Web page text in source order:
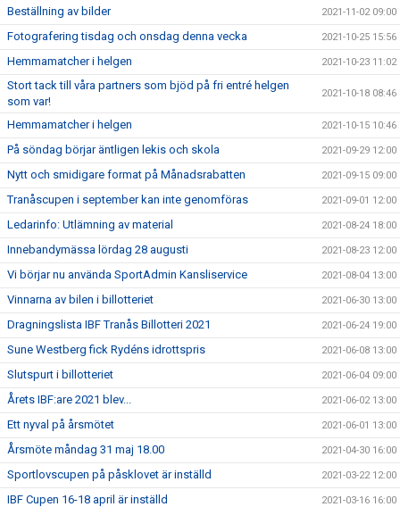
Beställning av bilder 2021-11-02 09:00
Fotografering tisdag och onsdag denna vecka 2021-10-25 15:56
Hemmamatcher i helgen 2021-10-23 11:02
Stort tack till våra partners som bjöd på fri entré helgen
som var!
2021-10-18 08:46
Hemmamatcher i helgen 2021-10-15 10:46
På söndag börjar äntligen lekis och skola 2021-09-29 12:00
Nytt och smidigare format på Månadsrabatten 2021-09-15 09:00
Tranåscupen i september kan inte genomföras 2021-09-01 12:00
Ledarinfo: Utlämning av material 2021-08-24 18:00
Innebandymässa lördag 28 augusti 2021-08-23 12:00
Vi börjar nu använda SportAdmin Kansliservice 2021-08-04 13:00
Vinnarna av bilen i billotteriet 2021-06-30 13:00
Dragningslista IBF Tranås Billotteri 2021 2021-06-24 19:00
Sune Westberg fick Rydéns idrottspris 2021-06-08 13:00
Slutspurt i billotteriet 2021-06-04 09:00
Årets IBF:are 2021 blev... 2021-06-02 13:00
Ett nyval på årsmötet 2021-06-01 13:00
Årsmöte måndag 31 maj 18.00 2021-04-30 16:00
Sportlovscupen på påsklovet är inställd 2021-03-22 12:00
IBF Cupen 16-18 april är inställd 2021-03-16 16:00